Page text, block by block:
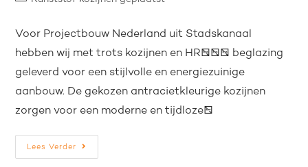
Voor Projectbouw Nederland uit Stadskanaal
hebben wij met trots kozijnen en HR+++ beglazing
geleverd voor een stijlvolle en energiezuinige
aanbouw. De gekozen antracietkleurige kozijnen
zorgen voor een moderne en tijdloze…
Lees Verder